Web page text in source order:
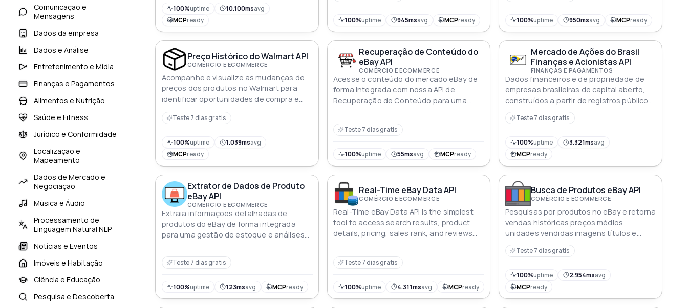
Comunicação e
Mensagens
Dados da empresa
Dados e Análise
Entretenimento e Mídia
Finanças e Pagamentos
Alimentos e Nutrição
Saúde e Fitness
Jurídico e Conformidade
Localização e
Mapeamento
Dados de Mercado e
Negociação
Música e Áudio
Processamento de
Linguagem Natural NLP
Notícias e Eventos
Imóveis e Habitação
Ciência e Educação
Pesquisa e Descoberta
100%uptime 10.100msavg
MCPready 100%uptime 945msavg MCPready 100%uptime 950msavg MCPready
Preço Histórico do Walmart API
COMÉRCIO E ECOMMERCE
Acompanhe e visualize as mudanças de
preços dos produtos no Walmart para
identificar oportunidades de compra e
padrões de desconto
Teste 7 dias gratis
100%uptime 1.039msavg
MCPready
Recuperação de Conteúdo do
eBay API
COMÉRCIO E ECOMMERCE
Acesse o conteúdo do mercado eBay de
forma integrada com nossa API de
Recuperação de Conteúdo para uma
Teste 7 dias gratis
100%uptime 55msavg MCPready
Mercado de Ações do Brasil
Finanças e Acionistas API
FINANÇAS E PAGAMENTOS
Dados financeiros e de propriedade de
empresas brasileiras de capital aberto,
construídos a partir de registros públicos
divulgados por reguladores do mercado
de capitais. Cada resultado inclui balanço
principais acionistas e estrutura
acionária. Um resultado vazio significa
que a empresa não está listada na bolsa
de valores
Teste 7 dias gratis
100%uptime 3.321msavg
MCPready
Extrator de Dados de Produto
eBay API
COMÉRCIO E ECOMMERCE
Extraia informações detalhadas de
produtos do eBay de forma integrada
para uma gestão de estoque e análises
Teste 7 dias gratis
100%uptime 123msavg MCPready
Real-Time eBay Data API
COMÉRCIO E ECOMMERCE
Real-Time eBay Data API is the simplest
tool to access search results, product
details, pricing, sales rank, and reviews
Teste 7 dias gratis
100%uptime 4.311msavg MCPready
Busca de Produtos eBay API
COMÉRCIO E ECOMMERCE
Pesquisas por produtos no eBay e retorna
vendas históricas preços médios
unidades vendidas imagens títulos e
datas da última venda
Teste 7 dias gratis
100%uptime 2.954msavg
MCPready